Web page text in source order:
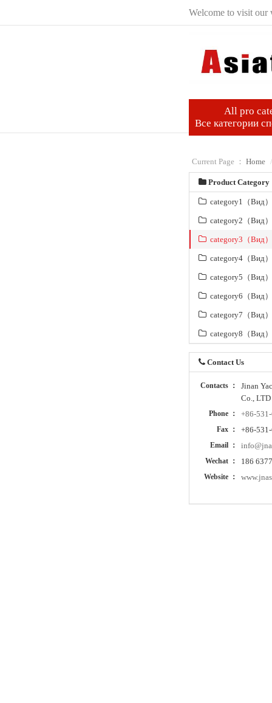
Welcome to visit our
All pro
Все категории
Current Page ： Home
Product Category
category1（Вид）
category2（Вид）
category3（Вид）
category4（Вид）
category5（Вид）
category6（Вид）
category7（Вид）
category8（Вид）
Contact Us
Contacts ：
Jinan
Co., LTD
Phone ： +86-
Fax ： +86-
Email ：
Wechat ： 186
Website ：